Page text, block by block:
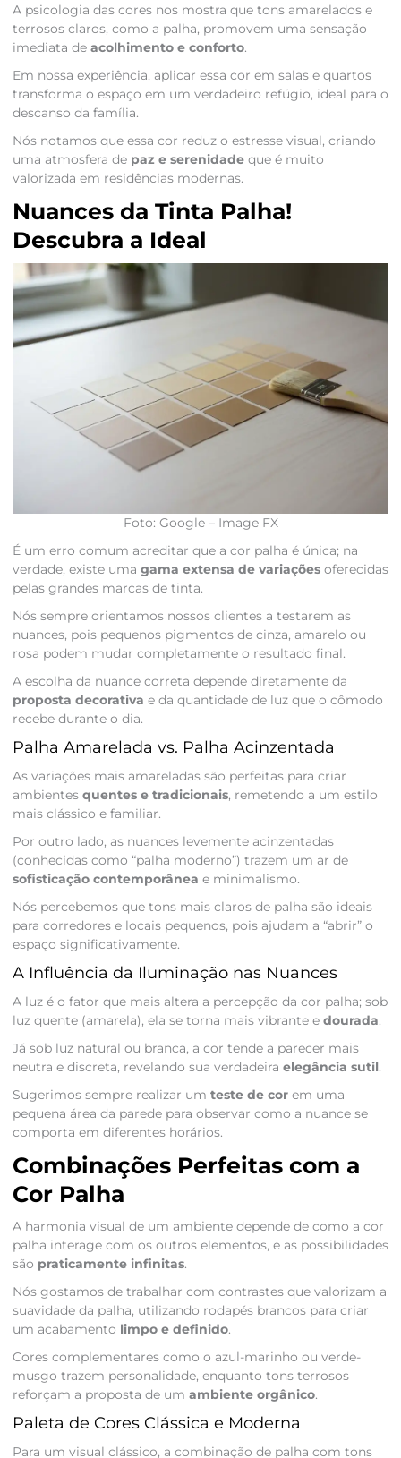
A psicologia das cores nos mostra que tons amarelados e
terrosos claros, como a palha, promovem uma sensação
imediata de acolhimento e conforto.
Em nossa experiência, aplicar essa cor em salas e quartos
transforma o espaço em um verdadeiro refúgio, ideal para o
descanso da família.
Nós notamos que essa cor reduz o estresse visual, criando
uma atmosfera de paz e serenidadeque é muito
valorizada em residências modernas.
Nuances da Tinta Palha!
Descubra a Ideal
Foto: Google – Image FX
É um erro comum acreditar que a cor palha é única; na
verdade, existe uma gama extensa de variaçõesoferecidas
pelas grandes marcas de tinta.
Nós sempre orientamos nossos clientes a testarem as
nuances, pois pequenos pigmentos de cinza, amarelo ou
rosa podem mudar completamente o resultado final.
A escolha da nuance correta depende diretamente da
proposta decorativa e da quantidade de luz que o cômodo
recebe durante o dia.
Palha Amarelada vs. Palha Acinzentada
As variações mais amareladas são perfeitas para criar
ambientes quentes e tradicionais, remetendo a um estilo
mais clássico e familiar.
Por outro lado, as nuances levemente acinzentadas
(conhecidas como “palha moderno”) trazem um ar de
sofisticação contemporânea e minimalismo.
Nós percebemos que tons mais claros de palha são ideais
para corredores e locais pequenos, pois ajudam a “abrir” o
espaço significativamente.
A Influência da Iluminação nas Nuances
A luz é o fator que mais altera a percepção da cor palha; sob
luz quente (amarela), ela se torna mais vibrante e dourada.
Já sob luz natural ou branca, a cor tende a parecer mais
neutra e discreta, revelando sua verdadeira elegância sutil.
Sugerimos sempre realizar um teste de corem uma
pequena área da parede para observar como a nuance se
comporta em diferentes horários.
Combinações Perfeitas com a
Cor Palha
A harmonia visual de um ambiente depende de como a cor
palha interage com os outros elementos, e as possibilidades
são praticamente infinitas.
Nós gostamos de trabalhar com contrastes que valorizam a
suavidade da palha, utilizando rodapés brancos para criar
um acabamento limpo e definido.
Cores complementares como o azul-marinho ou verde-
musgo trazem personalidade, enquanto tons terrosos
reforçam a proposta de um ambiente orgânico.
Paleta de Cores Clássica e Moderna
Para um visual clássico, a combinação de palha com tons